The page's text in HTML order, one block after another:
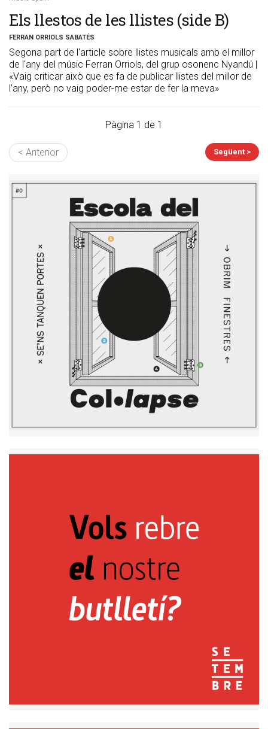
Els llestos de les llistes (side B)
FERRAN ORRIOLS SABATÉS
Segona part de l'article sobre llistes musicals amb el millor
de l'any del músic Ferran Orriols, del grup osonenc Nyandú |
«Vaig criticar això que es fa de publicar llistes del millor de
l’any, però no vaig poder-me estar de fer la meva»
Pàgina 1 de 1
< Anterior Següent >